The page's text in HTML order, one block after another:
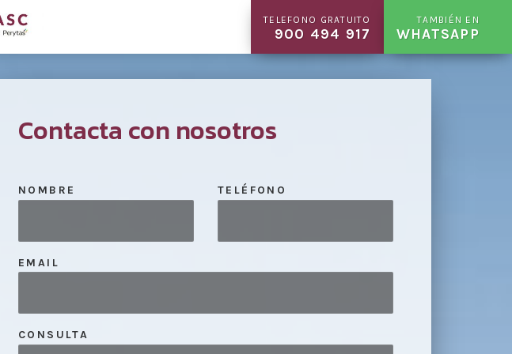
TELEFONO GRATUITO
900 494 917
TAMBIÉN EN
WHATSAPP
Contacta con nosotros
NOMBRE TELÉFONO
EMAIL
CONSULTA